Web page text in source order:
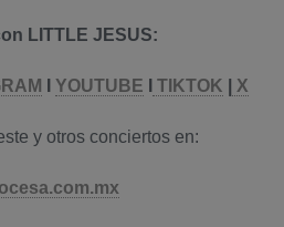
LITTLE JESUS:
YOUTUBE TIKTOK X
y otros conciertos en: